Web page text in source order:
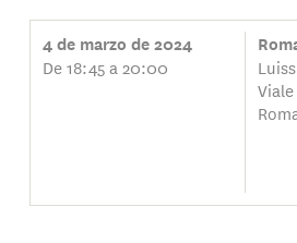
4 de marzo de 2024
De 18:45 a 20:00